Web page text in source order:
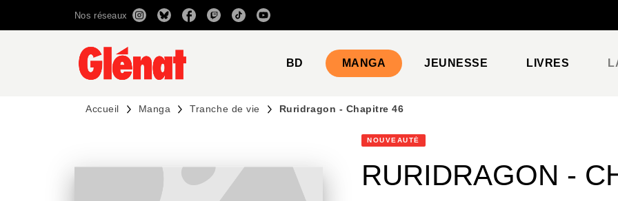
RECHERCHE CONTENU
Nos réseaux
BD MANGA JEUNESSE LIVRES
Accueil Manga Tranche de vie Ruridragon - Chapitre 46
NOUVEAUTÉ
RURIDRAGON -